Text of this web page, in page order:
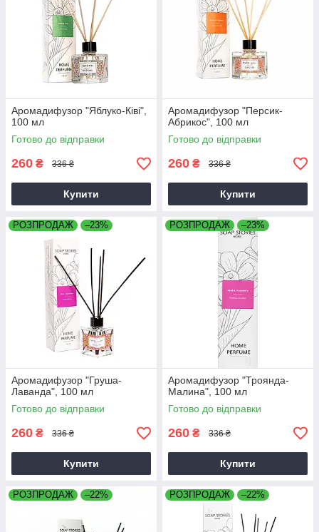
Аромадифузор "Яблуко-Ківі",
100 мл
Готово до відправки
260 ₴ 336 ₴
Купити
Аромадифузор "Персик-
Абрикос", 100 мл
Готово до відправки
260 ₴ 336 ₴
Купити
РОЗПРОДАЖ –23%
Аромадифузор "Груша-
Лаванда", 100 мл
Готово до відправки
260 ₴ 336 ₴
Купити
РОЗПРОДАЖ –23%
Аромадифузор "Троянда-
Малина", 100 мл
Готово до відправки
260 ₴ 336 ₴
Купити
РОЗПРОДАЖ –22% РОЗПРОДАЖ –22%